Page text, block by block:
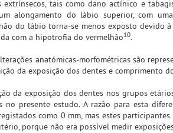
extrínsecos, tais como dano actínico e
alongamento do lábio superior, com
do lábio torna-se menos exposto devido
com a hipotrofia do vermelhão10.
anatómicas-morfométricas são
da exposição dos dentes e comprimento
da exposição dos dentes nos grupos
no presente estudo. A razão para esta
como 0 mm, mas estes
porque não era possível medir